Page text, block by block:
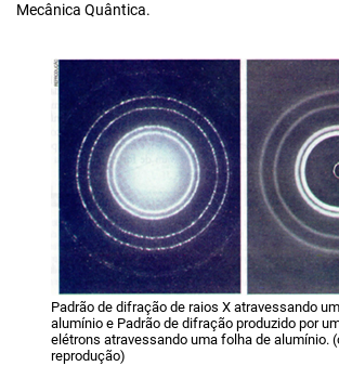
Mecânica Quântica.
Padrão de difração de raios X atravessando
alumínio e Padrão de difração produzido por
elétrons atravessando uma folha de alumínio.
reprodução)